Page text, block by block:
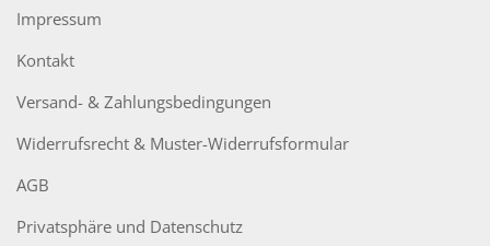
Impressum
Kontakt
Versand- & Zahlungsbedingungen
Widerrufsrecht & Muster-Widerrufsformular
AGB
Privatsphäre und Datenschutz